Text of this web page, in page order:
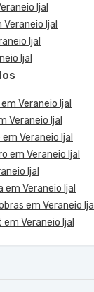
Ijal
Ijal
Ijal
Ijal
Veraneio Ijal
Veraneio Ijal
Veraneio Ijal
em Veraneio Ijal
Ijal
em Veraneio Ijal
em Veraneio Ijal
Veraneio Ijal